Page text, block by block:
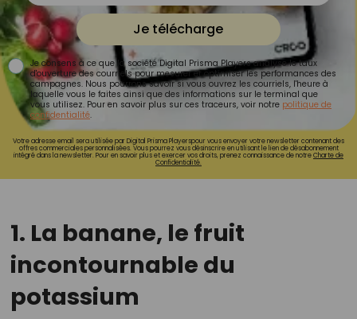
Je télécharge
Je consens à ce que la société Digital Prisma Players analyse le taux
d'ouverture des courriels pour mesurer et optimiser les performances des
campagnes. Nous pourrons savoir si vous ouvrez les courriels, l'heure à
laquelle vous le faites ainsi que des informations sur le terminal que
vous utilisez. Pour en savoir plus sur ces traceurs, voir notre politique de
confidentialité.
Votre adresse email sera utilisée par Digital Prisma Playerspour vous envoyer votre newsletter contenant des
offres commerciales personnalisées. Vous pourrez vous désinscrire en utilisant le lien de désabonnement
intégré dans la newsletter. Pour en savoir plus et exercer vos droits, prenez connaissance de notreCharte de
Confidentialité.
1. La banane, le fruit
incontournable du
potassium